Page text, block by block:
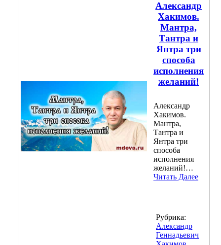
Александр
Хакимов.
Мантра,
Тантра и
Янтра три
способа
исполнения
желаний!
Александр
Хакимов.
Мантра,
Тантра и
Янтра три
способа
исполнения
желаний!…
Читать Далее
Рубрика:
Александр
Геннадьевич